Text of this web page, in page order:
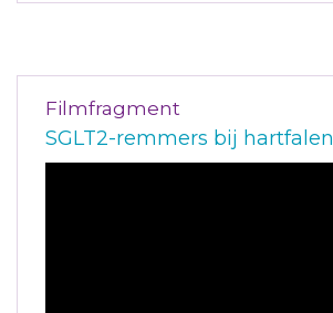
Filmfragment
SGLT2-remmers bij hartfalen